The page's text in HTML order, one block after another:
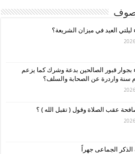
ليلتي العيد في ميزان الشريعة؟
بجوار قبور الصالحين بدعة وشرك كما يزعم
أم سنة واردرة عن الصحابة والسلف؟
عقب الصلاة وقول ( تقبل الله ) ؟
الجماعى جهراً